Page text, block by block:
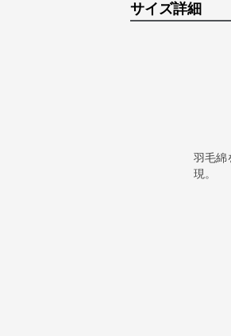
サイズ詳細
羽毛綿
現。